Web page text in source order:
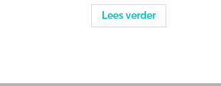
Lees verder